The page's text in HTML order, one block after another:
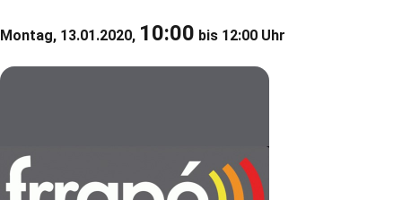
Montag, 13.01.2020, 10:00 bis 12:00 Uhr